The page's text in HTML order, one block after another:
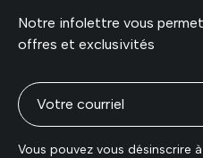
Notre infolettre vous
offres et exclusivités
Vous pouvez vous désinscrire